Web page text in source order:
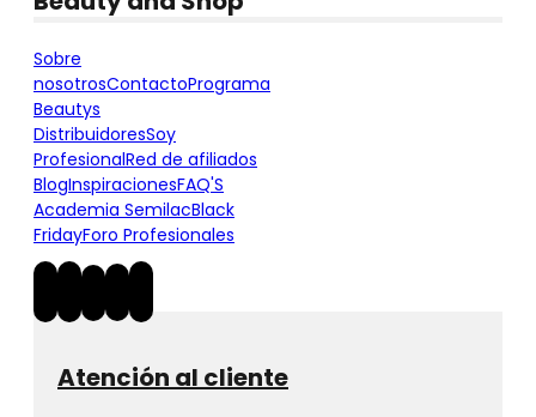
Sobre
nosotrosContactoPrograma
Beautys
DistribuidoresSoy
ProfesionalRed de afiliados
BlogInspiracionesFAQ'S
Academia SemilacBlack
FridayForo Profesionales
Atención al cliente